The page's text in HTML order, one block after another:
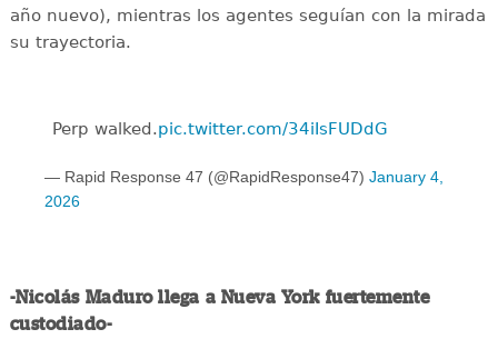
año nuevo), mientras los agentes seguían con la mirada
su trayectoria.
Perp walked.pic.twitter.com/34iIsFUDdG
— Rapid Response 47 (@RapidResponse47) January 4,
2026
-Nicolás Maduro llega a Nueva York fuertemente
custodiado-